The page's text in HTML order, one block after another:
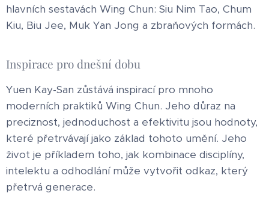
hlavních sestavách Wing Chun: Siu Nim Tao, Chum
Kiu, Biu Jee, Muk Yan Jong a zbraňových formách.
Inspirace pro dnešní dobu
Yuen Kay-San zůstává inspirací pro mnoho
moderních praktiků Wing Chun. Jeho důraz na
preciznost, jednoduchost a efektivitu jsou hodnoty,
které přetrvávají jako základ tohoto umění. Jeho
život je příkladem toho, jak kombinace disciplíny,
intelektu a odhodlání může vytvořit odkaz, který
přetrvá generace.